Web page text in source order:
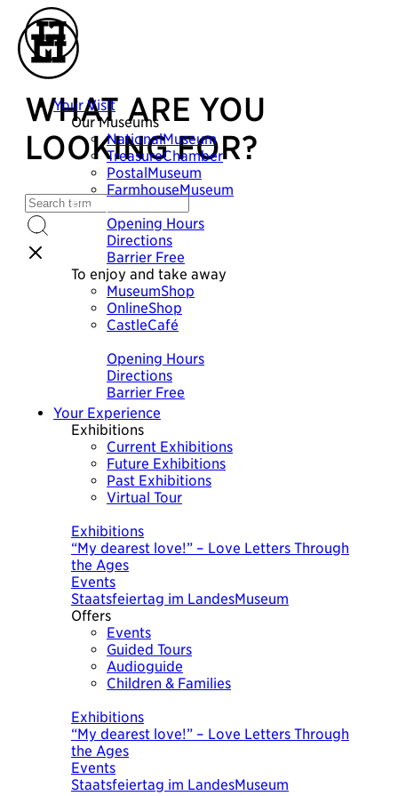
Your Visit
Our Museums
NationalMuseum
TreasureChamber
PostalMuseum
FarmhouseMuseum
Plan your visit
Opening Hours
Directions
Barrier Free
To enjoy and take away
MuseumShop
OnlineShop
CastleCafé
Opening Hours
Directions
Barrier Free
Your Experience
Exhibitions
Current Exhibitions
Future Exhibitions
Past Exhibitions
Virtual Tour
Exhibitions
“My dearest love!” – Love Letters Through
the Ages
Events
Staatsfeiertag im LandesMuseum
Offers
Events
Guided Tours
Audioguide
Children & Families
Exhibitions
“My dearest love!” – Love Letters Through
the Ages
Events
Staatsfeiertag im LandesMuseum
WHAT ARE YOU
LOOKING FOR?